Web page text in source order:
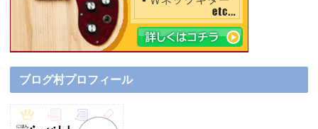
ブログ村プロフィール